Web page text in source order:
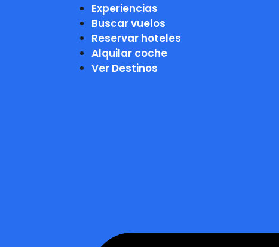
Experiencias
Buscar vuelos
Reservar hoteles
Alquilar coche
Ver Destinos